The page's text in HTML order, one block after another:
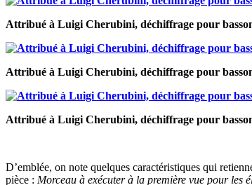
Attribué à Luigi Cherubini, déchiffrage pour
Attribué à Luigi Cherubini, déchiffrage pour
Attribué à Luigi Cherubini, déchiffrage pour
D’emblée, on note quelques caractéristiques qui
pièce : Morceau à exécuter à la première vue pour les